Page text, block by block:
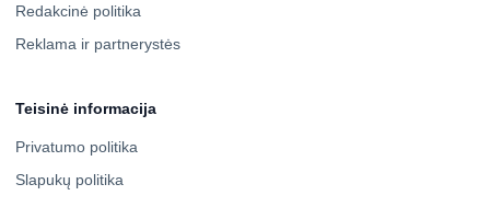
Redakcinė politika
Reklama ir partnerystės
Teisinė informacija
Privatumo politika
Slapukų politika